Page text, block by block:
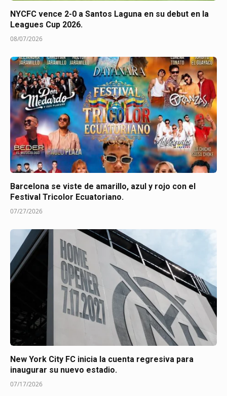
NYCFC vence 2-0 a Santos Laguna en su debut en la
Leagues Cup 2026.
08/07/2026
Barcelona se viste de amarillo, azul y rojo con el
Festival Tricolor Ecuatoriano.
07/27/2026
New York City FC inicia la cuenta regresiva para
inaugurar su nuevo estadio.
07/17/2026